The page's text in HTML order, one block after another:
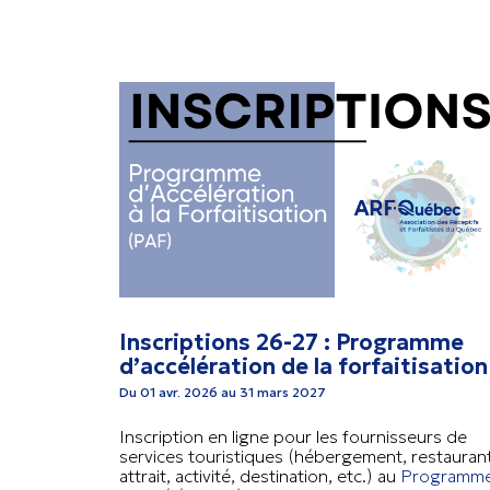
Inscriptions 26-27 : Programme
d’accélération de la forfaitisation
Du 01 avr. 2026 au 31 mars 2027
Inscription en ligne pour les fournisseurs de
services touristiques (hébergement,
attrait, activité, destination, etc.) au